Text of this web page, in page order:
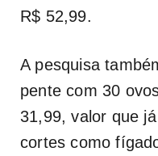
R$ 52,99.
A pesquisa
pente com 30
31,99, valor que
cortes como